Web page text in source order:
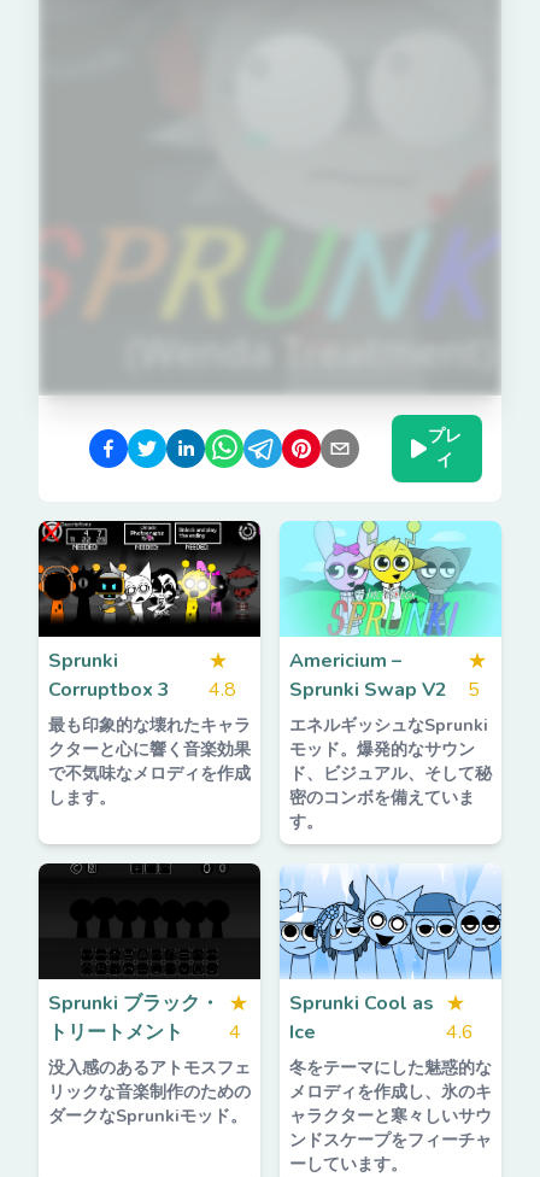
プレ
イ
Sprunki
Corruptbox 3
★
4.8
最も印象的な壊れたキャラ
クターと心に響く音楽効果
で不気味なメロディを作成
します。
Americium –
Sprunki Swap V2
★
5
エネルギッシュなSprunki
モッド。爆発的なサウン
ド、ビジュアル、そして秘
密のコンボを備えていま
す。
Sprunki ブラック・
トリートメント
★
4
没入感のあるアトモスフェ
リックな音楽制作のための
ダークなSprunkiモッド。
Sprunki Cool as
Ice
★
4.6
冬をテーマにした魅惑的な
メロディを作成し、氷のキ
ャラクターと寒々しいサウ
ンドスケープをフィーチャ
ーしています。